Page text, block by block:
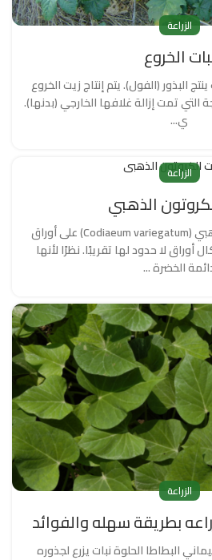
الزراعة
الخروع
البذور (الفول). يتم إنتاج زيت الخروع
التي تمت إزالة غلافها الخارجي (بدنها).
ي...
الزراعة
الذهبي
يحتوي نبات الكروتون الذهبي (Codiaeum variegatum) على أوراق
لا حدود لها تقريبًا. نظرًا لأنها
الخضرة ...
الزراعة
بطريقة سهله والفوائد
البطاطا الحلوة نبات يزرع لجذوره